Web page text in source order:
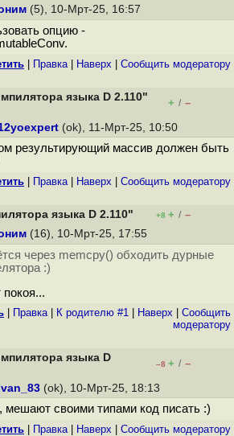
(5), 10-Мрт-25, 16:57
опцию -
Правка| Наверх Cообщить модератору
языка D 2.110" + / –
(ok), 11-Мрт-25, 10:50
результирующий массив должен быть
Правка| Наверх Cообщить модератору
языка D 2.110" +8 + / –
(16), 10-Мрт-25, 17:55
через memcpy() обходить дурные
:)
покоя...
Правка| К родителю #1 Наверх
Cообщить
модератору
языка D
–8 + / –
Ivan_83 (ok), 10-Мрт-25, 18:13
мешают своими типами код писать :)
Правка| Наверх Cообщить модератору